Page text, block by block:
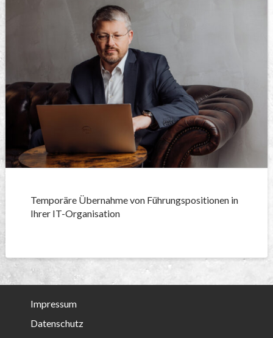
Temporäre Übernahme von Führungspositionen in
Ihrer IT-Organisation
Impressum
Datenschutz